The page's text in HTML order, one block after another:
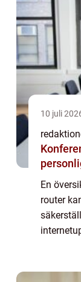
10 juli
Konferens
En
router